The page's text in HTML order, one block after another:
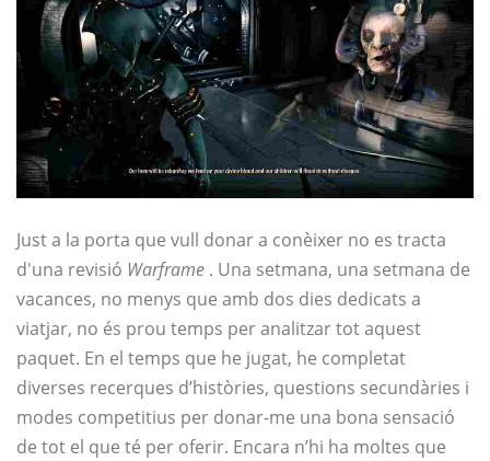
Just a la porta que vull donar a conèixer no es tracta
d'una revisió Warframe . Una setmana, una setmana de
vacances, no menys que amb dos dies dedicats a
viatjar, no és prou temps per analitzar tot aquest
paquet. En el temps que he jugat, he completat
diverses recerques d’històries, questions secundàries i
modes competitius per donar-me una bona sensació
de tot el que té per oferir. Encara n’hi ha moltes que